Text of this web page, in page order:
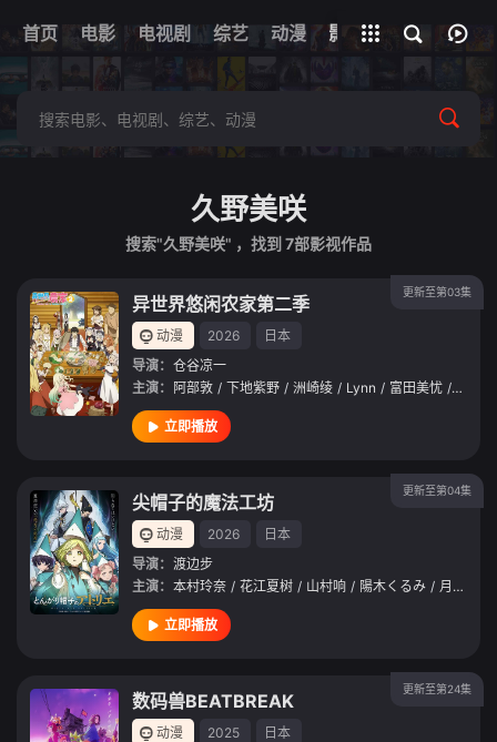
首页 电影 电视剧 综艺 动漫 影视
全部影片
久野美咲
搜索"久野美咲" ，找到 7部影视作品
更新至第03集
异世界悠闲农家第二季
动漫 2026
日本
导演： 仓谷凉一
主演： 阿部敦 / 下地紫野 / 洲崎绫 / Lynn / 富田美忧 / 藤井
立即播放
更新至第04集
尖帽子的魔法工坊
动漫 2026
日本
导演： 渡边步
主演： 本村玲奈 / 花江夏树 / 山村响 / 陽木くるみ / 月城日花
立即播放
更新至第24集
数码兽BEATBREAK
动漫 2025
日本